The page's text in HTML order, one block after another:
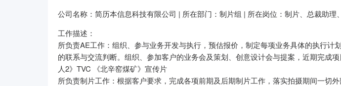
公司名称：简历本信息科技有限公司 | 所在部门：制片组 | 所在岗位：制片、总裁助理
工作描述：
所负责AE工作：组织、参与业务开发与执行，预估报价，制定每项业务具体的执行计
的联系与交流判断。组织、参加客户的业务会及策划、创意设计会与提案，近期完成
人2》TVC 《北辛窑煤矿》宣传片
所负责制片工作：根据客户要求，完成各项前期及后期制片工作，落实拍摄期间一切